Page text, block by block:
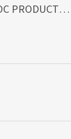
Bezbarvý lak 2K VOC PRODUCTIVE CLEAR 1l
z 5 hvězdiček.